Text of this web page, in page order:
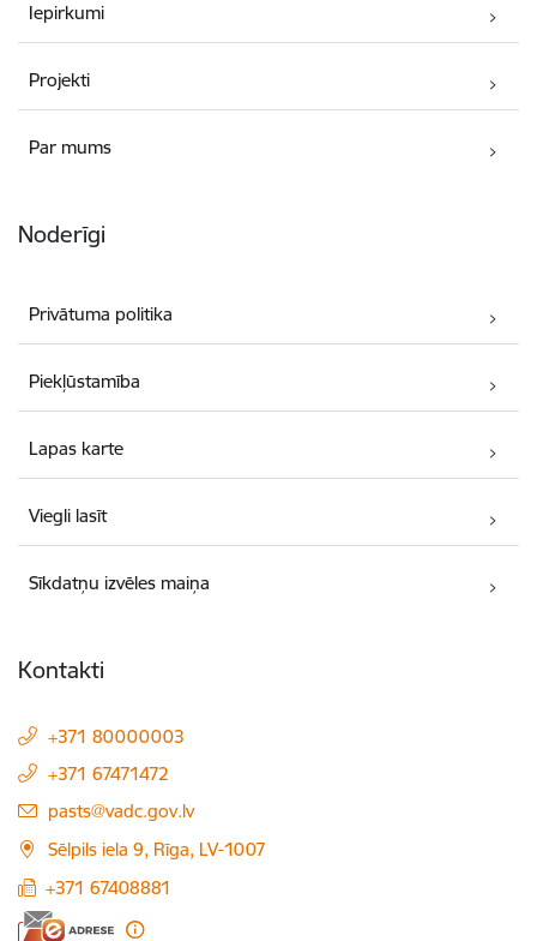
Iepirkumi
Projekti
Par mums
Noderīgi
Privātuma politika
Piekļūstamība
Lapas karte
Viegli lasīt
Sīkdatņu izvēles maiņa
Kontakti
+371 80000003
+371 67471472
E-pasts:
pasts@vadc.gov.lv
Sēlpils iela 9, Rīga, LV-1007
+371 67408881